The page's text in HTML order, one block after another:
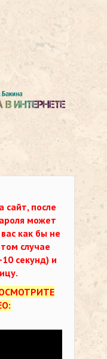
сайт, после
может
как бы не
случае
секунд) и